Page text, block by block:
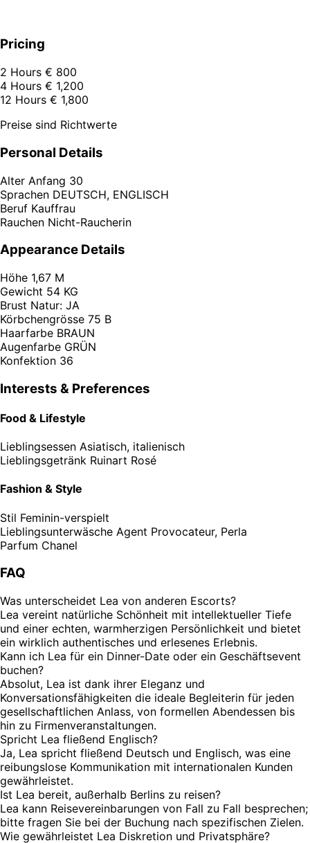
Pricing
2 Hours € 800
4 Hours € 1,200
12 Hours € 1,800
Preise sind Richtwerte
Personal Details
Alter Anfang 30
Sprachen DEUTSCH, ENGLISCH
Beruf Kauffrau
Rauchen Nicht-Raucherin
Appearance Details
Höhe 1,67 M
Gewicht 54 KG
Brust Natur: JA
Körbchengrösse 75 B
Haarfarbe BRAUN
Augenfarbe GRÜN
Konfektion 36
Interests & Preferences
Food & Lifestyle
Lieblingsessen Asiatisch, italienisch
Lieblingsgetränk Ruinart Rosé
Fashion & Style
Stil Feminin-verspielt
Lieblingsunterwäsche Agent Provocateur, Perla
Parfum Chanel
FAQ
Was unterscheidet Lea von anderen Escorts?
Lea vereint natürliche Schönheit mit intellektueller Tiefe
und einer echten, warmherzigen Persönlichkeit und bietet
ein wirklich authentisches und erlesenes Erlebnis.
Kann ich Lea für ein Dinner-Date oder ein Geschäftsevent
buchen?
Absolut, Lea ist dank ihrer Eleganz und
Konversationsfähigkeiten die ideale Begleiterin für jeden
gesellschaftlichen Anlass, von formellen Abendessen bis
hin zu Firmenveranstaltungen.
Spricht Lea fließend Englisch?
Ja, Lea spricht fließend Deutsch und Englisch, was eine
reibungslose Kommunikation mit internationalen Kunden
gewährleistet.
Ist Lea bereit, außerhalb Berlins zu reisen?
Lea kann Reisevereinbarungen von Fall zu Fall besprechen;
bitte fragen Sie bei der Buchung nach spezifischen Zielen.
Wie gewährleistet Lea Diskretion und Privatsphäre?